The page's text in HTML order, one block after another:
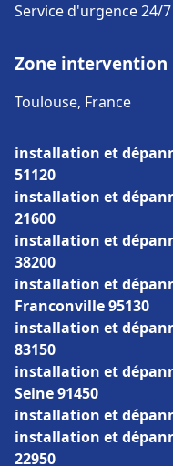
Service d'urgence 24/7
Zone intervention
Toulouse, France
installation et
51120
installation et
21600
installation et
38200
installation et
Franconville 95130
installation et
83150
installation et
Seine 91450
installation et
installation et
22950